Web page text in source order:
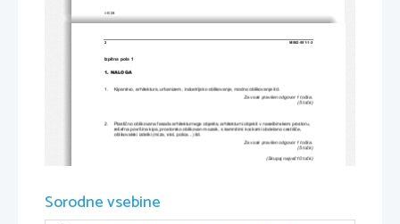
© RIC 2008
2 M082-551-1-3
Izpitna pola 1
1. NALOGA
1.     Kiparstvo, arhitektura, urbanizem, industrijsko oblikovanje, modno oblikovanje itd.
Za vsak pravilen odgovor 1 točka.
(5 točk)
2.     Plastično oblikovana fasada arhitekturnega objekta, arhitekturni objekti v naselbinskem prostoru,
reliefna površina kipa, prostorsko oblikovan mozaik, s kamnitimi kockami obdelano cestišče,
oblikovalski izdelki (miza, stol, polica...) itd.
Za vsak pravilen odgovor 1 točka.
(5 točk)
(Skupaj največ10 točk)
Sorodne vsebine